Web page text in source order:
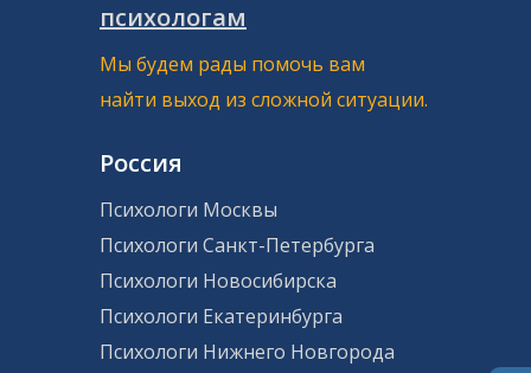
психологам
Мы будем рады помочь вам
найти выход из сложной ситуации.
Россия
Психологи Москвы
Психологи Санкт-Петербурга
Психологи Новосибирска
Психологи Екатеринбурга
Психологи Нижнего Новгорода